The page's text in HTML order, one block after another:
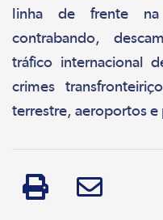
linha de frente
contrabando,
tráfico internacional
crimes
terrestre, aeroportos